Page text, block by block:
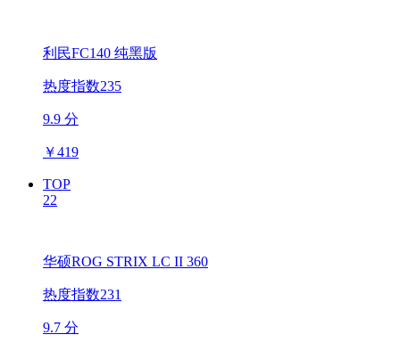
利民FC140 纯黑版
热度指数235
9.9 分
￥419
TOP
22
华硕ROG STRIX LC II 360
热度指数231
9.7 分